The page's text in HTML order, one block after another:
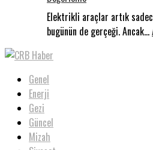
Elektrikli araçlar artık
bugünün de gerçeği. Ancak…
Genel
Enerji
Gezi
Güncel
Mizah